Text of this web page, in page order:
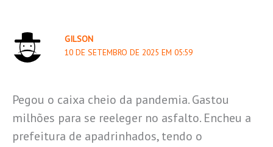
GILSON
10 DE SETEMBRO DE 2025 EM 05:59
Pegou o caixa cheio da pandemia. Gastou
milhões para se reeleger no asfalto. Encheu a
prefeitura de apadrinhados, tendo o